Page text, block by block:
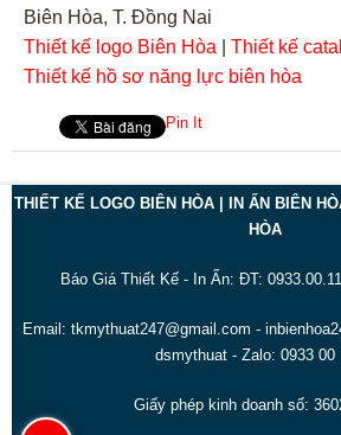
Biên Hòa, T. Đồng Nai
Thiết kế logo Biên Hòa
Thiết kế
Thiết kế hồ sơ năng lực biên hòa
Pin It
THIẾT KẾ LOGO BIÊN HÒA | IN ẤN BIÊN
HÒA
Báo Giá Thiết Kế - In Ấn: ĐT:
Email: tkmythuat247@gmail.com -
dsmythuat - Zalo: 0933 00
Giấy phép kinh doanh số: